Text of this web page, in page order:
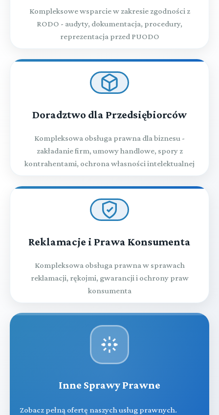
Kompleksowe wsparcie w zakresie zgodności z
RODO - audyty, dokumentacja, procedury,
reprezentacja przed PUODO
Doradztwo dla Przedsiębiorców
Kompleksowa obsługa prawna dla biznesu -
zakładanie firm, umowy handlowe, spory z
kontrahentami, ochrona własności intelektualnej
Reklamacje i Prawa Konsumenta
Kompleksowa obsługa prawna w sprawach
reklamacji, rękojmi, gwarancji i ochrony praw
konsumenta
Inne Sprawy Prawne
Zobacz pełną ofertę naszych usług prawnych.